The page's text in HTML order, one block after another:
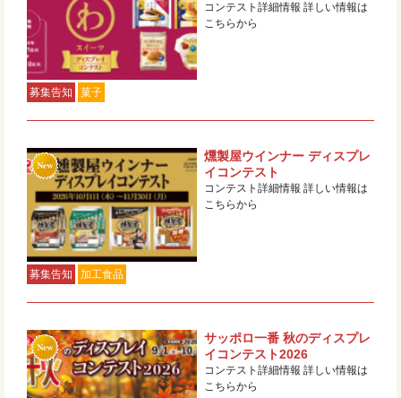
募集告知 菓子
コンテスト詳細情報 詳しい情報は
こちらから
募集告知 加工食品
燻製屋ウインナー ディスプレ
イコンテスト
コンテスト詳細情報 詳しい情報は
こちらから
サッポロ一番 秋のディスプレ
イコンテスト2026
コンテスト詳細情報 詳しい情報は
こちらから